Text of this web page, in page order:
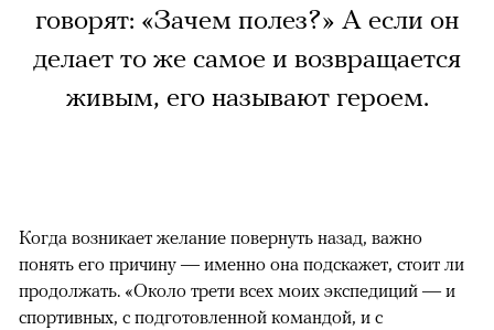
говорят: «Зачем полез?» А если он
делает то же самое и возвращается
живым, его называют героем.
Когда возникает желание повернуть назад, важно
понять его причину — именно она подскажет, стоит ли
продолжать. «Около трети всех моих экспедиций — и
спортивных, с подготовленной командой, и с